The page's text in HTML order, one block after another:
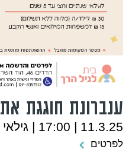
ענברונת חוגגת
11.3.25 | 17:00 | גילאי 5-2.5 | בית לגיל הרך
לפרטים